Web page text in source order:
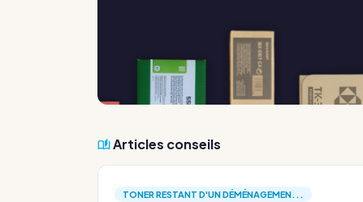
Articles conseils
TONER RESTANT D'UN DÉMÉNAGEMEN...